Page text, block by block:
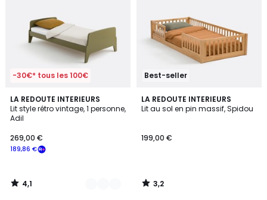
-30€* tous les 100€
LA REDOUTE INTERIEURS
Lit style rétro vintage, 1 personne,
Adil
€
souscrivez
notre
programme
189,86 €
269,00 €
4,1
/ 5
4
Couleurs
4,1
/
Best-seller
LA REDOUTE INTERIEURS
Lit au sol en pin massif, Spidou
199,00 €
3,2
/ 5
3,2
/